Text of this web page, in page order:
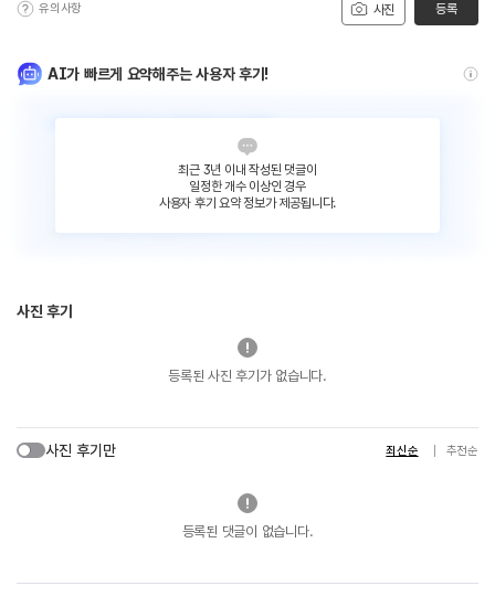
사진
유의사항 등록
AI가 빠르게 요약해주는 사용자 후기!
최근 3년 이내 작성된 댓글이
일정한 개수 이상인 경우
사용자 후기 요약 정보가 제공됩니다.
사진 후기
등록된 사진 후기가 없습니다.
사진 후기만 최신순 추천순
등록된 댓글이 없습니다.